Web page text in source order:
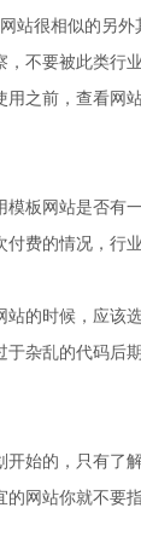
很相似的另
不要被此类行
之前，查看网
板网站是否有
费的情况，行
的时候，应该
杂乱的代码后
始的，只有了
网站你就不要